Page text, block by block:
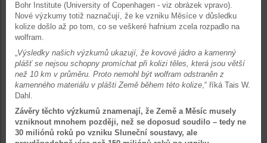
Bohr Institute (University of Copenhagen - viz obrázek vpravo).
Nové výzkumy totiž naznačují, že ke vzniku Měsíce v důsledku
kolize došlo až po tom, co se veškeré hafnium zcela rozpadlo na
wolfram.
„Výsledky našich výzkumů ukazují, že kovové jádro a kamenný
plášť se nejsou schopny promíchat při kolizi těles, která jsou větší
než 10 km v průměru. Proto nemohl být wolfram odstraněn z
kamenného materiálu v plášti Země během této kolize,“ říká Tais W.
Dahl.
Závěry těchto výzkumů znamenají, že Země a Měsíc musely
vzniknout mnohem později, než se doposud soudilo – tedy ne
30 miliónů roků po vzniku Sluneční soustavy, ale